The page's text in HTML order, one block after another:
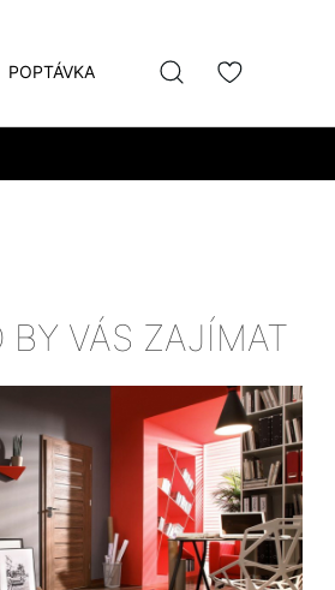
POPTÁVKA
BY VÁS ZAJÍMAT